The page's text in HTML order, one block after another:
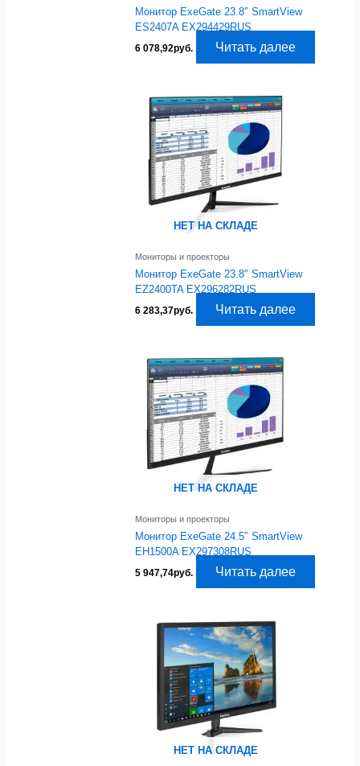
Монитор ExeGate 23.8″ SmartView
ES2407A EX294429RUS
6 078,92руб. Читать далее
НЕТ НА СКЛАДЕ
Мониторы и проекторы
Монитор ExeGate 23.8″ SmartView
EZ2400TA EX296282RUS
6 283,37руб. Читать далее
НЕТ НА СКЛАДЕ
Мониторы и проекторы
Монитор ExeGate 24.5″ SmartView
EH1500A EX297308RUS
5 947,74руб. Читать далее
НЕТ НА СКЛАДЕ